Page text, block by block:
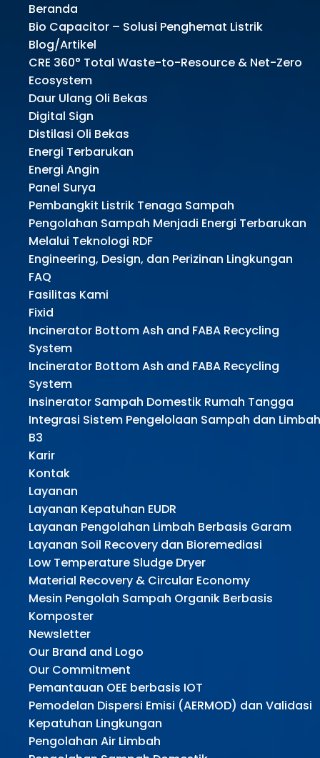
Beranda
Bio Capacitor – Solusi Penghemat Listrik
Blog/Artikel
CRE 360° Total Waste-to-Resource & Net-Zero
Ecosystem
Daur Ulang Oli Bekas
Digital Sign
Distilasi Oli Bekas
Energi Terbarukan
Energi Angin
Panel Surya
Pembangkit Listrik Tenaga Sampah
Pengolahan Sampah Menjadi Energi Terbarukan
Melalui Teknologi RDF
Engineering, Design, dan Perizinan Lingkungan
FAQ
Fasilitas Kami
Fixid
Incinerator Bottom Ash and FABA Recycling
System
Incinerator Bottom Ash and FABA Recycling
System
Insinerator Sampah Domestik Rumah Tangga
Integrasi Sistem Pengelolaan Sampah dan Limbah
B3
Karir
Kontak
Layanan
Layanan Kepatuhan EUDR
Layanan Pengolahan Limbah Berbasis Garam
Layanan Soil Recovery dan Bioremediasi
Low Temperature Sludge Dryer
Material Recovery & Circular Economy
Mesin Pengolah Sampah Organik Berbasis
Komposter
Newsletter
Our Brand and Logo
Our Commitment
Pemantauan OEE berbasis IOT
Pemodelan Dispersi Emisi (AERMOD) dan Validasi
Kepatuhan Lingkungan
Pengolahan Air Limbah